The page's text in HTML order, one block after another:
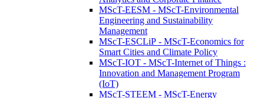
MScT-EESM - MScT-Environmental
Engineering and Sustainability
Management
MScT-ESCLiP - MScT-Economics for
Smart Cities and Climate Policy
MScT-IOT - MScT-Internet of Things :
Innovation and Management Program
(IoT)
MScT-STEEM - MScT-Energy